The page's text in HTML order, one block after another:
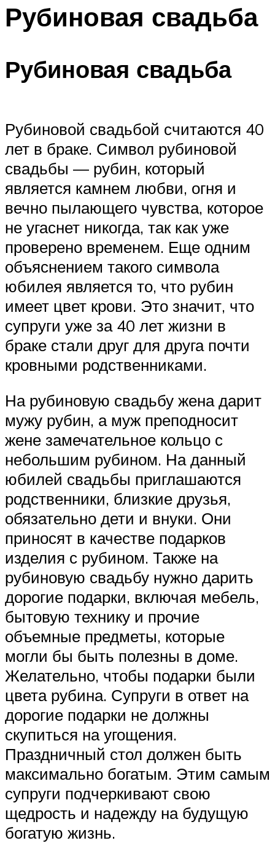
Меню
Рубиновая свадьба
Рубиновая свадьба
Рубиновой свадьбой считаются 40
лет в браке. Символ рубиновой
свадьбы — рубин, который
является камнем любви, огня и
вечно пылающего чувства, которое
не угаснет никогда, так как уже
проверено временем. Еще одним
объяснением такого символа
юбилея является то, что рубин
имеет цвет крови. Это значит, что
супруги уже за 40 лет жизни в
браке стали друг для друга почти
кровными родственниками.
На рубиновую свадьбу жена дарит
мужу рубин, а муж преподносит
жене замечательное кольцо с
небольшим рубином. На данный
юбилей свадьбы приглашаются
родственники, близкие друзья,
обязательно дети и внуки. Они
приносят в качестве подарков
изделия с рубином. Также на
рубиновую свадьбу нужно дарить
дорогие подарки, включая мебель,
бытовую технику и прочие
объемные предметы, которые
могли бы быть полезны в доме.
Желательно, чтобы подарки были
цвета рубина. Супруги в ответ на
дорогие подарки не должны
скупиться на угощения.
Праздничный стол должен быть
максимально богатым. Этим самым
супруги подчеркивают свою
щедрость и надежду на будущую
богатую жизнь.